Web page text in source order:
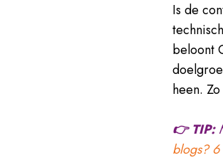
Is de
beloont
heen.
👉 TIP:
blogs?